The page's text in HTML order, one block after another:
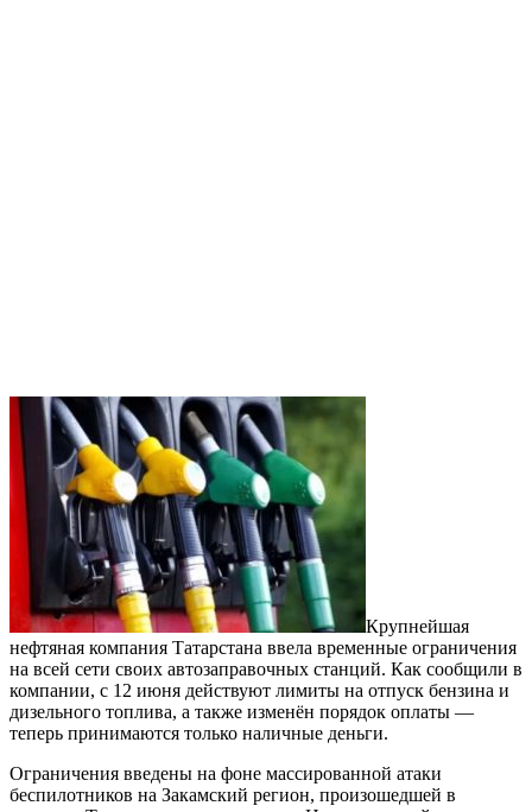
Крупнейшая
нефтяная компания Татарстана ввела временные ограничения
на всей сети своих автозаправочных станций. Как сообщили в
компании, с 12 июня действуют лимиты на отпуск бензина и
дизельного топлива, а также изменён порядок оплаты —
теперь принимаются только наличные деньги.
Ограничения введены на фоне массированной атаки
беспилотников на Закамский регион, произошедшей в